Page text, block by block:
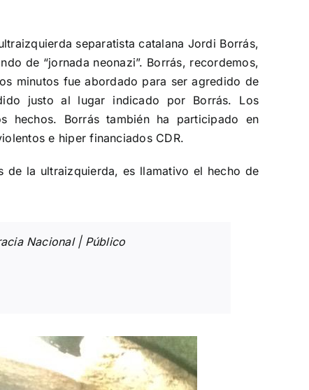
separatista catalana Jordi Borrás,
de “jornada neonazi”. Borrás, recordemos,
minutos fue abordado para ser agredido de
justo al lugar indicado por Borrás. Los
hechos. Borrás también ha participado en
e hiper financiados CDR.
de la ultraizquierda, es llamativo el hecho de
Nacional | Público